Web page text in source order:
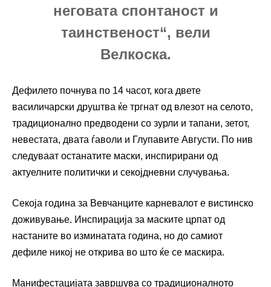
неговата спонтаност и
таинственост“, вели
Велкоска.
Дефилето почнува по 14 часот, кога двете
василичарски друштва ќе тргнат од влезот на селото,
традиционално предводени со зурли и тапани, зетот,
невестата, двата ѓаволи и Глупавите Августи. По нив
следуваат останатите маски, инспирирани од
актуелните политички и секојдневни случувања.
Секоја година за Вевчанците карневалот е вистинско
доживување. Инспирација за маските црпат од
настаните во изминатата година, но до самиот
дефиле никој не открива во што ќе се маскира.
Манифестацијата завршува со традиционалното